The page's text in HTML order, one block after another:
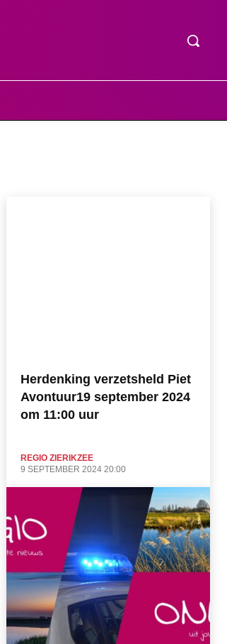
Herdenking verzetsheld Piet
Avontuur19 september 2024
om 11:00 uur
REGIO ZIERIKZEE
9 SEPTEMBER 2024 20:00